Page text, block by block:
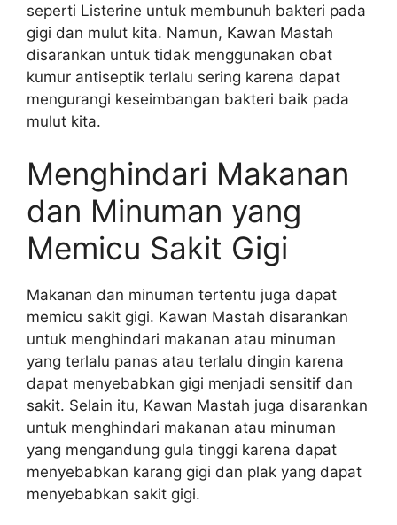
seperti Listerine untuk membunuh bakteri pada
gigi dan mulut kita. Namun, Kawan Mastah
disarankan untuk tidak menggunakan obat
kumur antiseptik terlalu sering karena dapat
mengurangi keseimbangan bakteri baik pada
mulut kita.
Menghindari Makanan
dan Minuman yang
Memicu Sakit Gigi
Makanan dan minuman tertentu juga dapat
memicu sakit gigi. Kawan Mastah disarankan
untuk menghindari makanan atau minuman
yang terlalu panas atau terlalu dingin karena
dapat menyebabkan gigi menjadi sensitif dan
sakit. Selain itu, Kawan Mastah juga disarankan
untuk menghindari makanan atau minuman
yang mengandung gula tinggi karena dapat
menyebabkan karang gigi dan plak yang dapat
menyebabkan sakit gigi.